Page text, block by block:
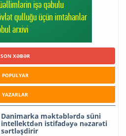
SON XƏBƏR
POPULYAR
YAZARLAR
Danimarka məktəblərdə süni
intellektdən istifadəyə nəzarəti
sərtləşdirir